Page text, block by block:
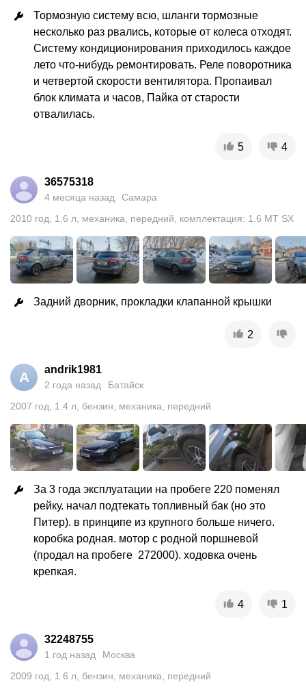
Тормозную систему всю, шланги тормозные
несколько раз рвались, которые от колеса отходят.
Систему кондиционирования приходилось каждое
лето что-нибудь ремонтировать. Реле поворотника
и четвертой скорости вентилятора. Пропаивал
блок климата и часов, Пайка от старости
отвалилась.
5 4
36575318
4 месяца назад
Самара
2010 год 1.6 л механика передний комплектация: 1.6 MT SX
Задний дворник, прокладки клапанной крышки
2
A andrik1981
2 года назад
Батайск
2007 год 1.4 л бензин механика передний
За 3 года эксплуатации на пробеге 220 поменял
рейку. начал подтекать топливный бак (но это
Питер). в принципе из крупного больше ничего.
коробка родная. мотор с родной поршневой
(продал на пробеге  272000). ходовка очень
крепкая.
4 1
32248755
1 год назад
Москва
2009 год 1.6 л бензин механика передний